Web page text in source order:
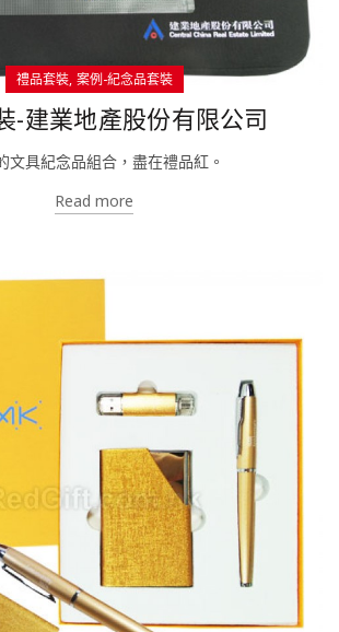
禮品套裝 案例-紀念品套裝
-建業地產股份有限公司
文具紀念品組合，盡在禮品紅。
Read more